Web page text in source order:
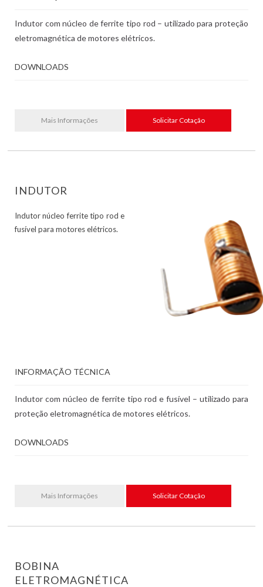
Indutor com núcleo de ferrite tipo rod – utilizado para proteção
eletromagnética de motores elétricos.
DOWNLOADS
Mais Informações Solicitar Cotação
INDUTOR
Indutor núcleo ferrite tipo rod e
fusível para motores elétricos.
INFORMAÇÃO TÉCNICA
Indutor com núcleo de ferrite tipo rod e fusível – utilizado para
proteção eletromagnética de motores elétricos.
DOWNLOADS
Mais Informações Solicitar Cotação
BOBINA
ELETROMAGNÉTICA